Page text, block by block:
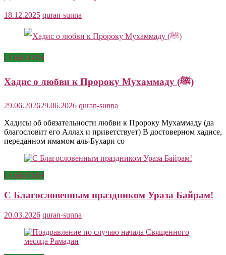
18.12.2025 quran-sunna
СОБЫТИЯ
Хадис о любви к Пророку Мухаммаду (ﷺ)
29.06.202629.06.2026 quran-sunna
Хадисы об обязательности любви к Пророку Мухаммаду (да
благословит его Аллах и приветствует) В достоверном хадисе,
переданном имамом аль-Бухари со
СОБЫТИЯ
С Благословенным праздником Ураза Байрам!
20.03.2026 quran-sunna